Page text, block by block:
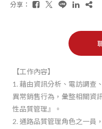
分享：
【工作內容】
1. 藉由資訊分析、電訪調查
異常銷售行為，彙整相關資
性品質管理』。
2. 通路品質管理角色之一員